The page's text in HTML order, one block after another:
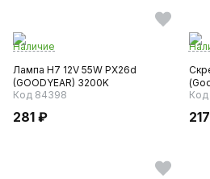
Наличие
Лампа H7 12V 55W PX26d
(GOODYEAR) 3200K
Код 84398
281 ₽